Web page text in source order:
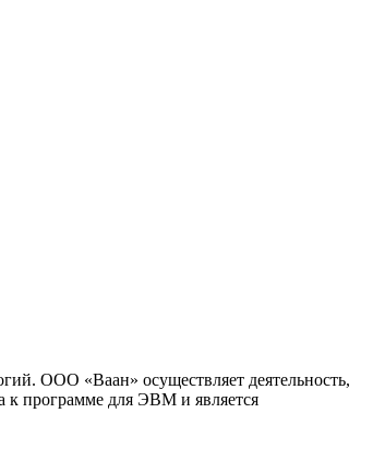
ООО «Ваан» осуществляет деятельность,
к программе для ЭВМ и является